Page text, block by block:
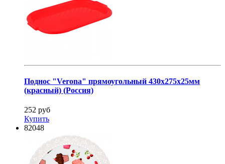
Поднос "Verona" прямоугольный 430х275х25мм
(красный) (Россия)
252 руб
Купить
82048